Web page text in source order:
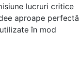
lucruri critice
aproape perfectă
în mod